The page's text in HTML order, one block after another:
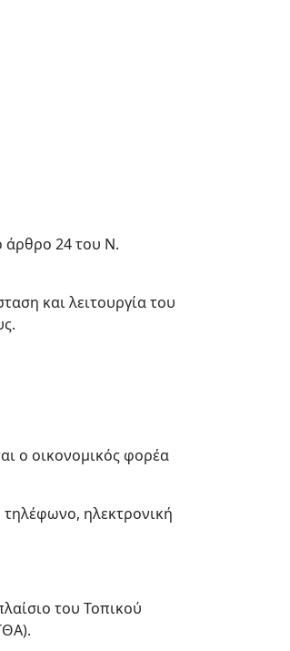
άρθρο 24 του Ν.
και λειτουργία του
ο οικονομικός φορέα
ηλεκτρονική
του Τοπικού